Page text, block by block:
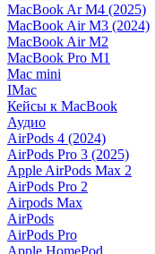
MacBook Ar M4 (2025)
MacBook Air M3 (2024)
MacBook Air M2
MacBook Pro M1
Mac mini
IMac
Кейсы к MacBook
Аудио
AirPods 4 (2024)
AirPods Pro 3 (2025)
Apple AirPods Max 2
AirPods Pro 2
Airpods Max
AirPods
AirPods Pro
Apple HomePod